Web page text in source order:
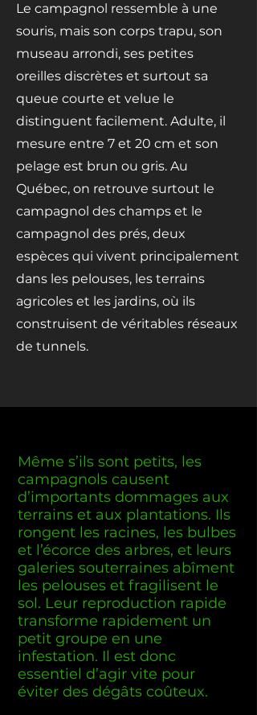
Le campagnol ressemble à une
souris, mais son corps trapu, son
museau arrondi, ses petites
oreilles discrètes et surtout sa
queue courte et velue le
distinguent facilement. Adulte, il
mesure entre 7 et 20 cm et son
pelage est brun ou gris. Au
Québec, on retrouve surtout le
campagnol des champs et le
campagnol des prés, deux
espèces qui vivent principalement
dans les pelouses, les terrains
agricoles et les jardins, où ils
construisent de véritables réseaux
de tunnels.
Même s’ils sont petits, les
campagnols causent
d’importants dommages aux
terrains et aux plantations. Ils
rongent les racines, les bulbes
et l’écorce des arbres, et leurs
galeries souterraines abîment
les pelouses et fragilisent le
sol. Leur reproduction rapide
transforme rapidement un
petit groupe en une
infestation. Il est donc
essentiel d’agir vite pour
éviter des dégâts coûteux.